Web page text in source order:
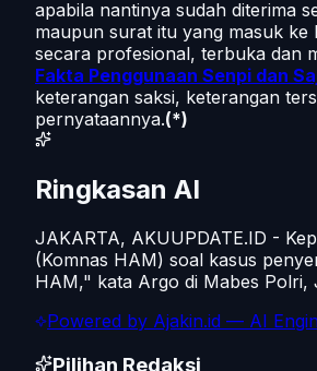
apabila nantinya sudah diterima
maupun surat itu yang masuk ke
secara profesional, terbuka dan
Fakta Penggunaan Senpi dan
keterangan saksi, keterangan
pernyataannya.(*)
Ringkasan AI
JAKARTA, AKUUPDATE.ID -
(Komnas HAM) soal kasus
HAM," kata Argo di Mabes
Powered by Ajakin.id — AI
Pilihan Redaksi